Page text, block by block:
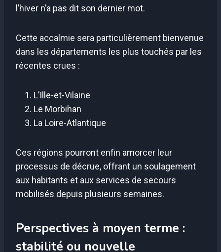
l’hiver n’a pas dit son dernier mot.
Cette accalmie sera particulièrement bienvenue
dans les départements les plus touchés par les
récentes crues :
L’Ille-et-Vilaine
Le Morbihan
La Loire-Atlantique
Ces régions pourront enfin amorcer leur
processus de décrue, offrant un soulagement
aux habitants et aux services de secours
mobilisés depuis plusieurs semaines.
Perspectives à moyen terme :
stabilité ou nouvelle